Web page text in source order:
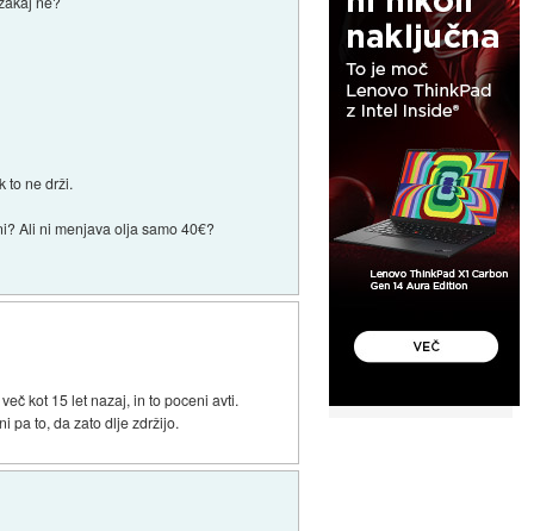
to ne drži.
Ali ni menjava olja samo 40€?
kot 15 let nazaj, in to poceni avti.
pa to, da zato dlje zdržijo.